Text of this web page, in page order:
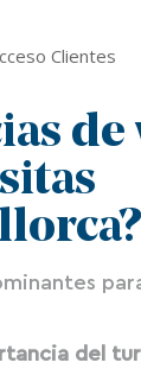
Clientes
de
del